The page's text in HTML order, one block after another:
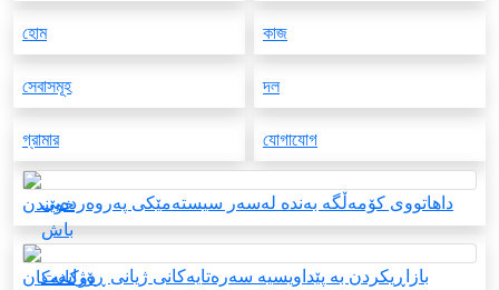
হোম কাজ
সেবাসমূহ দল
গ্রামার যোগাযোগ
داهاتووی کۆمەڵگە بەندە لەسەر سیستەمێکی پەروەردەیی
باش
خوێندن
بازاڕیکردن بە پێداویسیە سەرەتایەکانی ژیانی ڕۆژانەت
دوکانەکان